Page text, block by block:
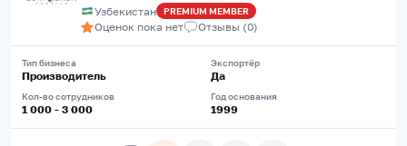
Узбекистан PREMIUM MEMBER
Оценок пока нет Отзывы (0)
Тип бизнеса
Производитель
Экспортёр
Да
Кол-во сотрудников
1 000 - 3 000
Год основания
1999